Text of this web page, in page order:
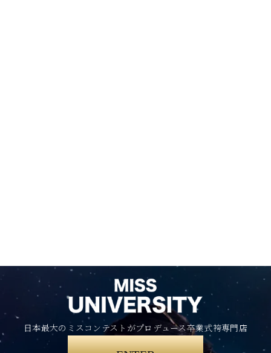
日本最大のミスコンテストがプロデュース卒業式袴専門店